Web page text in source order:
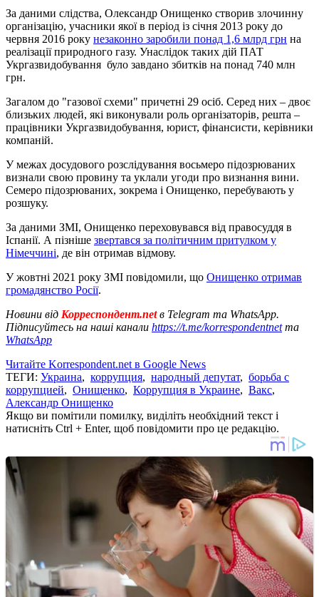
За даними слідства, Олександр Онищенко створив злочинну
організацію, учасники якої в період із січня 2013 року до
червня 2016 року незаконно заробили понад 1,6 млрд грн на
реалізації природного газу. Унаслідок таких дій ПАТ
Укргазвидобування було завдано збитків на понад 740 млн
грн.
Загалом до "газової схеми" причетні 29 осіб. Серед них – двоє
близьких людей, які виконували роль організаторів, решта –
працівники Укргазвидобування, юрист, фінансисти, керівники
компаній.
У межах досудового розслідування восьмеро підозрюваних
визнали свою провину та уклали угоди про визнання вини.
Семеро підозрюваних, зокрема і Онищенко, перебувають у
розшуку.
За даними ЗМІ, Онищенко переховувався від правосуддя в
Іспанії. А пізніше звертався за політичним притулком у
Німеччині, де він отримав відмову.
У жовтні 2021 року ЗМІ повідомили, що Онищенко отримав
громадянство Росії.
Новини від Корреспондент.netв Telegram та WhatsApp.
Підписуйтесь на наші канали https://t.me/korrespondentnetта
WhatsApp
Читайте Korrespondent.net в Google News
ТЕГИ: Украина, коррупция, народный депутат, борьба с
коррупцией, Онищенко, Коррупция в Украине, Вакс,
Александр Онищенко
Якщо ви помітили помилку, виділіть необхідний текст і
натисніть Ctrl + Enter, щоб повідомити про це редакцію.